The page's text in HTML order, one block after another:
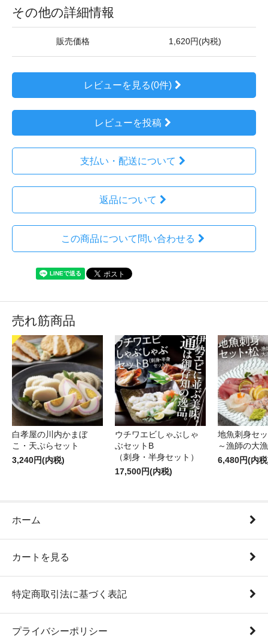
その他の詳細情報
販売価格 1,620円(内税)
レビューを見る(0件)
レビューを投稿
支払い・配送について
返品について
この商品について問い合わせる
売れ筋商品
白孝屋の川内かまぼ
こ・天ぷらセット
3,240円(内税)
ウチワエビしゃぶしゃ
ぶセットB
（刺身・半身セット）
17,500円(内税)
地魚刺身セ
～漁師の大
6,480円(内
ホーム
カートを見る
特定商取引法に基づく表記
プライバシーポリシー